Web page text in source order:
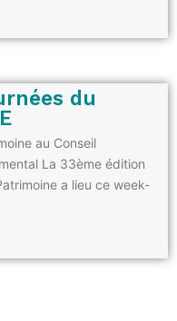
du
au Conseil
La 33ème édition
a lieu ce week-